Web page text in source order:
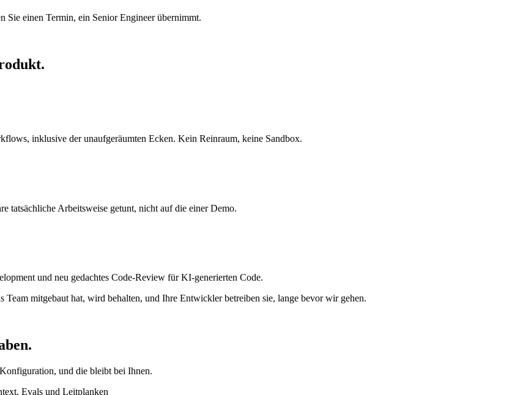
Sie einen Termin, ein Senior Engineer übernimmt.
inklusive der unaufgeräumten Ecken. Kein Reinraum, keine Sandbox.
tatsächliche Arbeitsweise getunt, nicht auf die einer Demo.
und neu gedachtes Code-Review für KI-generierten Code.
mitgebaut hat, wird behalten, und Ihre Entwickler betreiben sie, lange bevor wir gehen.
und die bleibt bei Ihnen.
Evals und Leitplanken